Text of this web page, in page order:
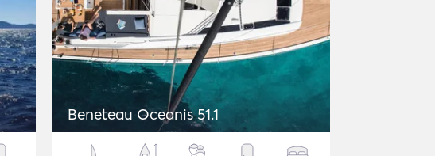
Beneteau Oceanis 51.1